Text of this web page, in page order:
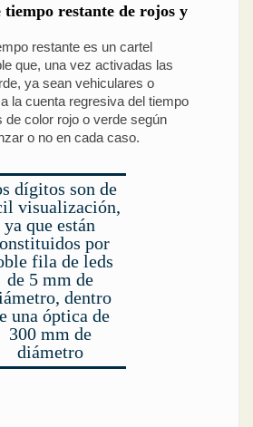
tiempo restante de rojos y
restante es un cartel
que, una vez activadas las
ya sean vehiculares o
la cuenta regresiva del tiempo
de color rojo o verde según
o no en cada caso.
dígitos son de
visualización,
ya que están
por
fila de leds
de 5 mm de
dentro
una óptica de
300 mm de
diámetro